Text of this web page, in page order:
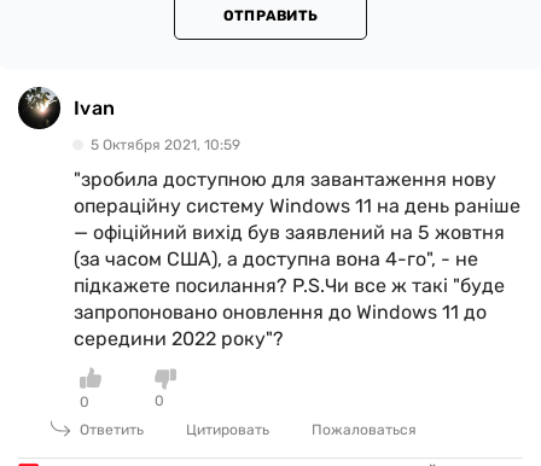
ОТПРАВИТЬ
Ivan
5 Октября 2021, 10:59
"зробила доступною для завантаження нову
операційну систему Windows 11 на день раніше
— офіційний вихід був заявлений на 5 жовтня
(за часом США), а доступна вона 4-го", - не
підкажете посилання? P.S.Чи все ж такі "буде
запропоновано оновлення до Windows 11 до
середини 2022 року"?
0
0
Ответить
Цитировать Пожаловаться